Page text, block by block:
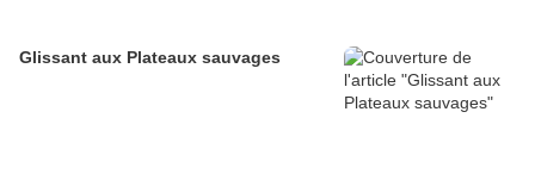
Glissant aux Plateaux sauvages